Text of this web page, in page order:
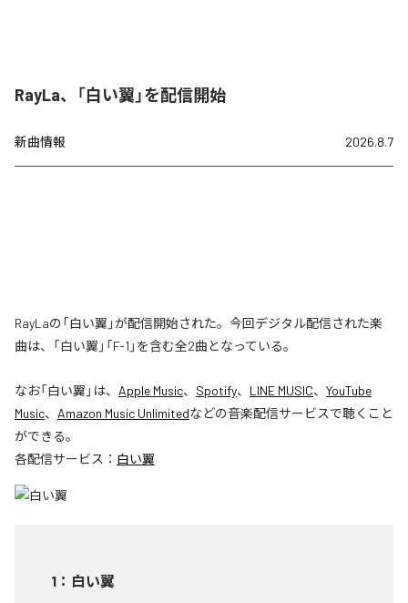
RayLa、「白い翼」を配信開始
新曲情報 2026.8.7
RayLaの「白い翼」が配信開始された。今回デジタル配信された楽
曲は、「白い翼」「F-1」を含む全2曲となっている。
なお「白い翼 」は、 Apple Music、 Spotify、 LINE MUSIC、 YouTube
Music、 Amazon Music Unlimitedなどの音楽配信サービスで聴くこと
ができる。
各配信サービス： 白い翼
1 ： 白い翼